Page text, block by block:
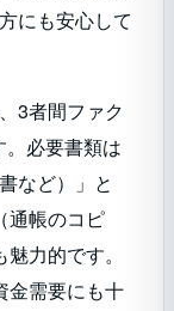
にも安心して
3者間ファク
必要書類は
など）」と
通帳のコピ
力的です。
金需要にも十